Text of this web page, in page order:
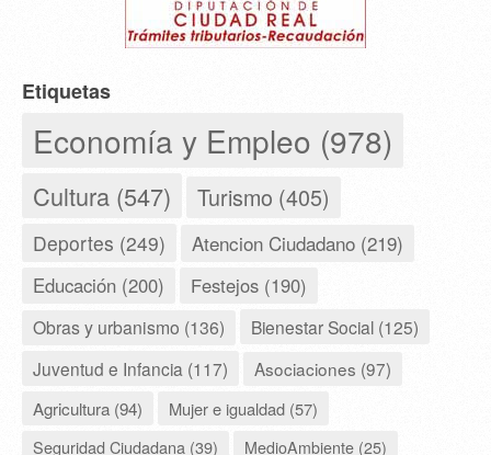
Etiquetas
Economía y Empleo (978)
Cultura (547) Turismo (405)
Deportes (249) Atencion Ciudadano (219)
Educación (200) Festejos (190)
Obras y urbanismo (136)
Bienestar Social (125)
Juventud e Infancia (117)
Asociaciones (97)
Agricultura (94)
Mujer e igualdad (57)
Seguridad Ciudadana (39)
MedioAmbiente (25)